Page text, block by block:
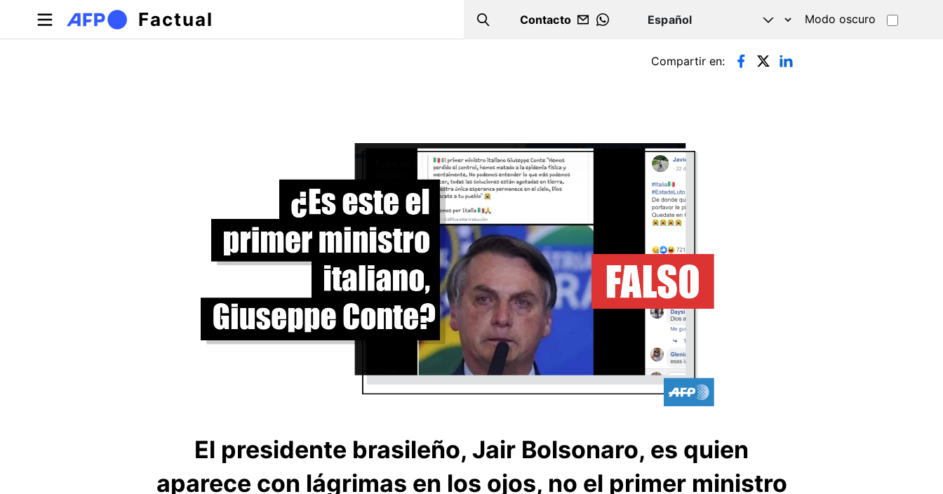
Pasar al contenido principal
Factual Search
Contacto
WHATSAPP
Modo oscuro
Solapas principales Compartir en:
El presidente brasileño, Jair Bolsonaro, es quien
aparece con lágrimas en los ojos, no el primer ministro